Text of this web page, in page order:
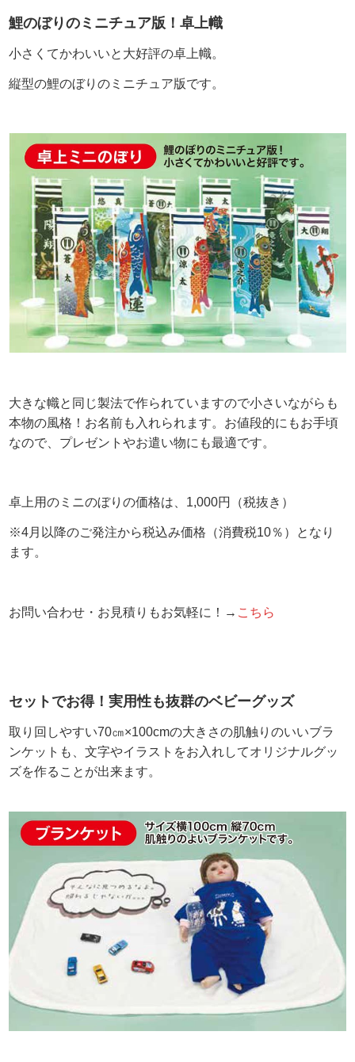
鯉のぼりのミニチュア版！卓上幟
小さくてかわいいと大好評の卓上幟。
縦型の鯉のぼりのミニチュア版です。
大きな幟と同じ製法で作られていますので小さいながらも
本物の風格！お名前も入れられます。お値段的にもお手頃
なので、プレゼントやお遣い物にも最適です。
卓上用のミニのぼりの価格は、1,000円（税抜き）
※4月以降のご発注から税込み価格（消費税10％）となり
ます。
お問い合わせ・お見積り もお気軽に！→ こちら
セットでお得！実用性も抜群のベビーグッズ
取り回しやすい70㎝×100cmの大きさの肌触りのいいブラ
ンケットも、文字やイラストをお入れしてオリジナルグッ
ズを作ることが出来ます。